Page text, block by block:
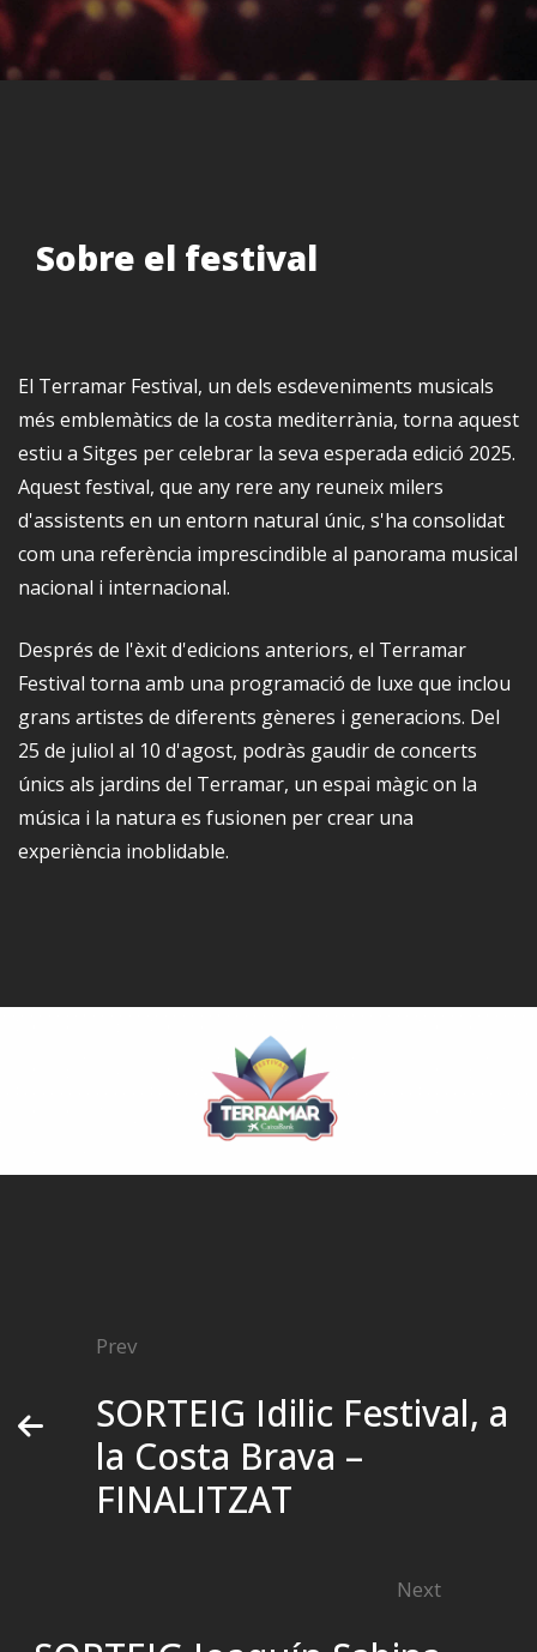
Sobre el festival
El Terramar Festival, un dels esdeveniments musicals
més emblemàtics de la costa mediterrània, torna aquest
estiu a Sitges per celebrar la seva esperada edició 2025.
Aquest festival, que any rere any reuneix milers
d'assistents en un entorn natural únic, s'ha consolidat
com una referència imprescindible al panorama musical
nacional i internacional.
Després de l'èxit d'edicions anteriors, el Terramar
Festival torna amb una programació de luxe que inclou
grans artistes de diferents gèneres i generacions. Del
25 de juliol al 10 d'agost, podràs gaudir de concerts
únics als jardins del Terramar, un espai màgic on la
música i la natura es fusionen per crear una
experiència inoblidable.
Prev
SORTEIG Idilic Festival, a
la Costa Brava –
FINALITZAT
Next